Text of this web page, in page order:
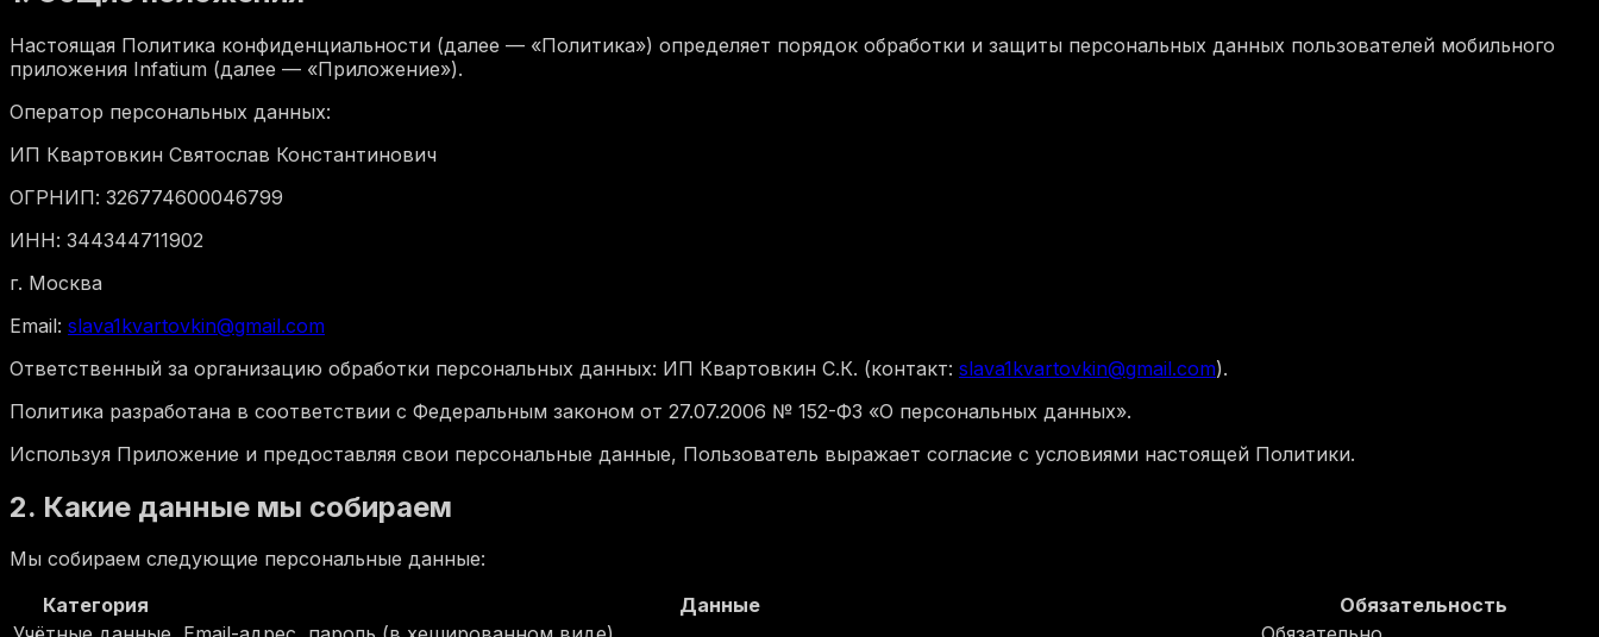
Настоящая Политика конфиденциальности (далее — «Политика») определяет порядок обработки и защиты персональных данных пользователей мобильного
приложения Infatium (далее — «Приложение»).
Оператор персональных данных:
ИП Квартовкин Святослав Константинович
ОГРНИП: 326774600046799
ИНН: 344344711902
г. Москва
Email: slava1kvartovkin@gmail.com
Ответственный за организацию обработки персональных данных: ИП Квартовкин С.К. (контакт: slava1kvartovkin@gmail.com).
Политика разработана в соответствии с Федеральным законом от 27.07.2006 № 152-ФЗ «О персональных данных».
Используя Приложение и предоставляя свои персональные данные, Пользователь выражает согласие с условиями настоящей Политики.
2. Какие данные мы собираем
Мы собираем следующие персональные данные:
Категория
Данные
Обязательность